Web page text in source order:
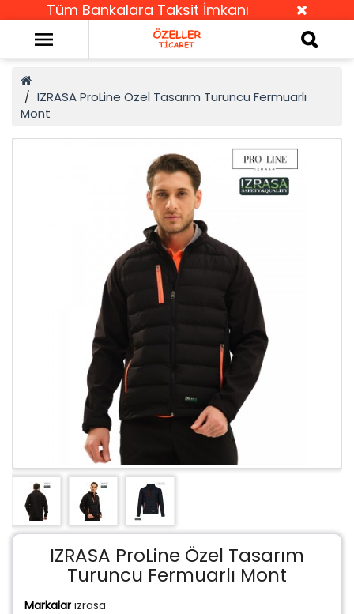
Tüm Bankalara Taksit İmkanı
IZRASA ProLine Özel Tasarım Turuncu Fermuarlı
Mont
IZRASA ProLine Özel Tasarım
Turuncu Fermuarlı Mont
Markalar ızrasa